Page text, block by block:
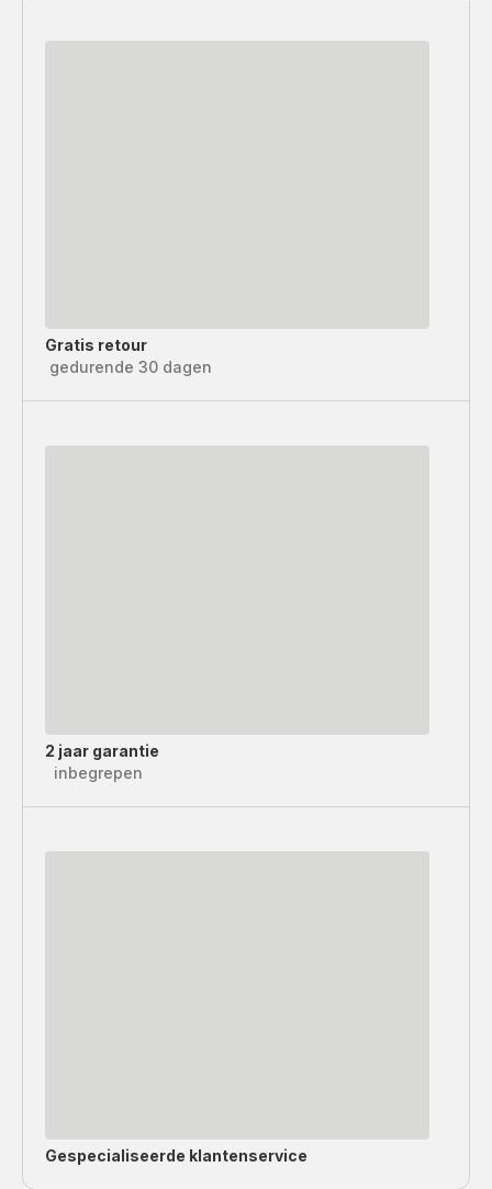
Gratis retour
gedurende 30 dagen
2 jaar garantie
inbegrepen
Gespecialiseerde klantenservice